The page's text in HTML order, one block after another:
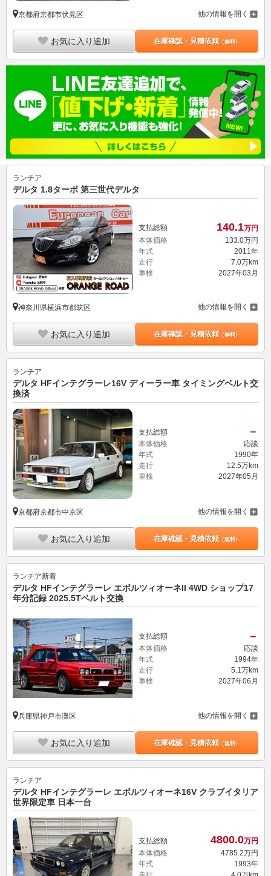
京都府京都市伏見区 他の情報を開く
お気に入り追加 在庫確認・見積依頼（無料）
ランチア
デルタ 1.8ターボ 第三世代デルタ
支払総額 140.1万円
本体価格
133. 0万円
年式
2011年
走行
7.0万km
車検
2027年03月
神奈川県横浜市都筑区 他の情報を開く
お気に入り追加 在庫確認・見積依頼（無料）
ランチア
デルタ HFインテグラーレ16V ディーラー車 タイミングベルト交
換済
支払総額 －
本体価格
応談
年式
1990年
走行
12.5万km
車検
2027年05月
京都府京都市中京区 他の情報を開く
お気に入り追加 在庫確認・見積依頼（無料）
ランチア新着
デルタ HFインテグラーレ エボルツィオーネII 4WD ショップ17
年分記録 2025.5Tベルト交換
支払総額 －
本体価格
応談
年式
1994年
走行
5.1万km
車検
2027年06月
兵庫県神戸市灘区 他の情報を開く
お気に入り追加 在庫確認・見積依頼（無料）
ランチア
デルタ HFインテグラーレ エボルツィオーネ16V クラブイタリア
世界限定車 日本一台
支払総額 4800.0万円
本体価格
4785.2万円
年式
1993年